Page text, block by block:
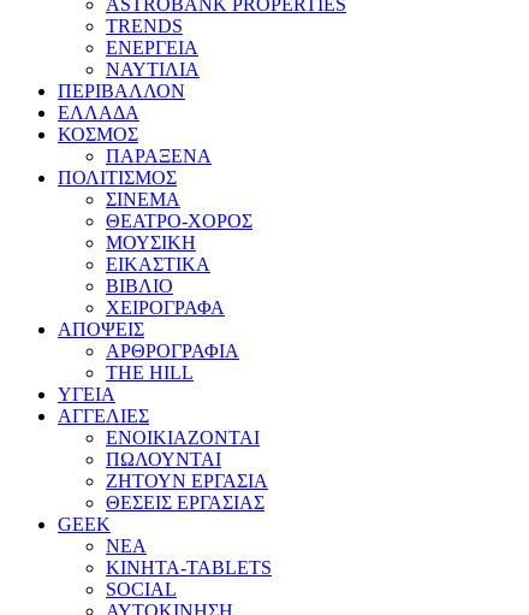
ASTROBANK PROPERTIES
TRENDS
ΕΝΕΡΓΕΙΑ
ΝΑΥΤΙΛΙΑ
ΠΕΡΙΒΑΛΛΟΝ
ΕΛΛΑΔΑ
ΚΟΣΜΟΣ
ΠΑΡΑΞΕΝΑ
ΠΟΛΙΤΙΣΜΟΣ
ΣΙΝΕΜΑ
ΘΕΑΤΡΟ-ΧΟΡΟΣ
ΜΟΥΣΙΚΗ
ΕΙΚΑΣΤΙΚΑ
ΒΙΒΛΙΟ
ΧΕΙΡΟΓΡΑΦΑ
ΑΠΟΨΕΙΣ
ΑΡΘΡΟΓΡΑΦΙΑ
THE HILL
ΥΓΕΙΑ
ΑΓΓΕΛΙΕΣ
ΕΝΟΙΚΙΑΖΟΝΤΑΙ
ΠΩΛΟΥΝΤΑΙ
ΖΗΤΟΥΝ ΕΡΓΑΣΙΑ
ΘΕΣΕΙΣ ΕΡΓΑΣΙΑΣ
GEEK
ΝΕΑ
ΚΙΝΗΤΑ-TABLETS
SOCIAL
ΑΥΤΟΚΙΝΗΣΗ